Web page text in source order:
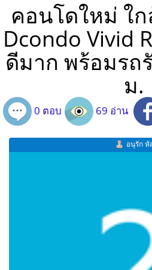
คอนโดใหม่ ใก
Dcondo Vivid
ดีมาก พร้อมรถ
ม.
0 ตอบ 69 อ่าน
อนุรัก หั